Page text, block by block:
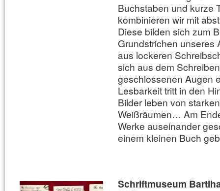
Buchstaben und kurze
kombinieren wir mit
Diese bilden sich zum
Grundstrichen unseres
aus lockeren
sich aus dem
geschlossenen Augen
Lesbarkeit tritt in den
Bilder leben von
Weißräumen… Am
Werke auseinander
einem kleinen Buch
Schriftmuseum